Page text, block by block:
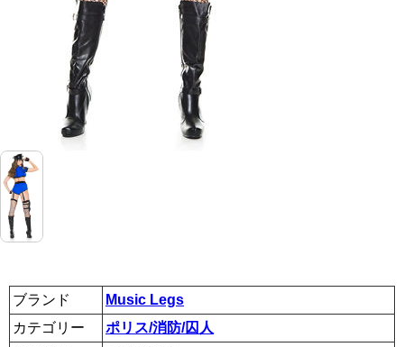
ブランド
Music Legs
カテゴリー
ポリス/消防/囚人